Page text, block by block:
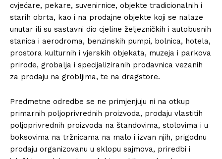
cvjećare, pekare, suvenirnice, objekte tradicionalnih i
starih obrta, kao i na prodajne objekte koji se nalaze
unutar ili su sastavni dio cjeline željezničkih i autobusnih
stanica i aerodroma, benzinskih pumpi, bolnica, hotela,
prostora kulturnih i vjerskih objekata, muzeja i parkova
prirode, grobalja i specijaliziranih prodavnica vezanih
za prodaju na grobljima, te na dragstore.
Predmetne odredbe se ne primjenjuju ni na otkup
primarnih poljoprivrednih proizvoda, prodaju vlastitih
poljoprivrednih proizvoda na štandovima, stolovima i u
boksovima na tržnicama na malo i izvan njih, prigodnu
prodaju organizovanu u sklopu sajmova, priredbi i